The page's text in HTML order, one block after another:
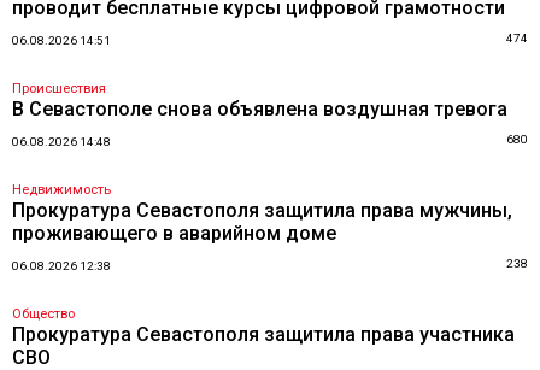
проводит бесплатные курсы цифровой грамотности
06.08.2026 14:51 474
Происшествия
В Севастополе снова объявлена воздушная тревога
06.08.2026 14:48 680
Недвижимость
Прокуратура Севастополя защитила права мужчины,
проживающего в аварийном доме
06.08.2026 12:38 238
Общество
Прокуратура Севастополя защитила права участника
СВО